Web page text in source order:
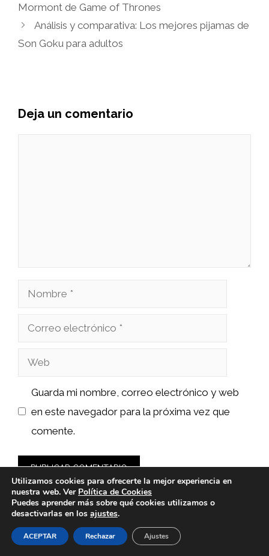
Mormont de Game of Thrones
Análisis y comparativa: Los mejores pijamas de
Son Goku para adultos
Deja un comentario
Nombre
Correo
Web
Guarda mi nombre, correo electrónico y web
en este navegador para la próxima vez que
comente.
© 2026 sushiyakuza.es -Política de Privacidad y Aviso Legal
Utilizamos cookies para ofrecerte la mejor experiencia en
nuestra web. Ver Política de Cookies
Puedes aprender más sobre qué cookies utilizamos o
desactivarlas en los ajustes.
ACEPTAR Rechazar Ajustes